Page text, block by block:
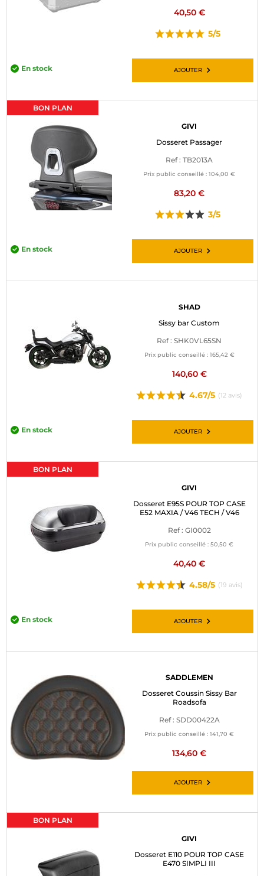
40,50 €
5/5
En stock AJOUTER
BON PLAN
GIVI
Dosseret Passager
Ref : TB2013A
Prix public conseillé : 104,00 €
83,20 €
3/5
En stock AJOUTER
SHAD
Sissy bar Custom
Ref : SHK0VL65SN
Prix public conseillé : 165,42 €
140,60 €
4.67/5 (12 avis)
En stock AJOUTER
BON PLAN
GIVI
Dosseret E95S POUR TOP CASE
E52 MAXIA / V46 TECH / V46
Ref : GI0002
Prix public conseillé : 50,50 €
40,40 €
4.58/5 (19 avis)
En stock AJOUTER
SADDLEMEN
Dosseret Coussin Sissy Bar
Roadsofa
Ref : SDD00422A
Prix public conseillé : 141,70 €
134,60 €
AJOUTER
BON PLAN
GIVI
Dosseret E110 POUR TOP CASE
E470 SIMPLI III